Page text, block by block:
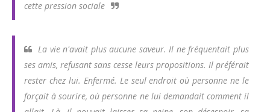
cette pression sociale
La vie n'avait plus aucune saveur. Il ne fréquentait plus
ses amis, refusant sans cesse leurs propositions. Il préférait
rester chez lui. Enfermé. Le seul endroit où personne ne le
forçait à sourire, où personne ne lui demandait comment il